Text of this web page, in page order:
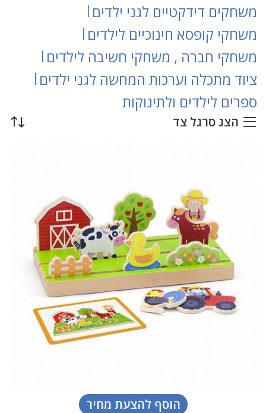
משחקים דידקטיים לגני ילדים |
משחקי קופסא חינוכיים לילדים |
משחקי חברה , משחקי חשיבה לילדים |
ציוד מתכלה וערכות המחשה לגני ילדים |
ספרים לילדים ולתינוקות
הצג סרגל צד
הוסף להצעת מחיר